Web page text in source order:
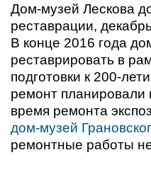
Дом-музей Лескова
реставрации,
В конце 2016 года
реставрировать в
подготовки к 200-
ремонт планировали
время ремонта
дом-музей
ремонтные работы